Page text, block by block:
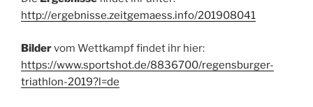
http://ergebnisse.zeitgemaess.info/201908041
Bildervom Wettkampf findet ihr hier:
https://www.sportshot.de/8836700/regensburger-
triathlon-2019?l=de